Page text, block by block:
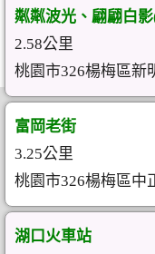
粼粼波光、翩翩白
2.58公里
桃園市326楊梅區新
富岡老街
3.25公里
桃園市326楊梅區中
湖口火車站